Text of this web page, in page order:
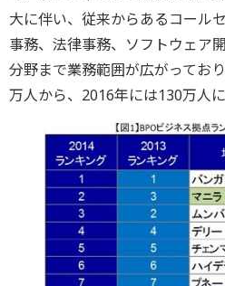
大に伴い、従来からあるコール
事務、法律事務、ソフトウェア
分野まで業務範囲が広がってお
万人から、2016年には130万人